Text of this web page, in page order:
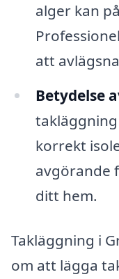
alger kan
att
Betydelse
korrekt
avgörande
ditt hem.
Takläggning i
om att lägga